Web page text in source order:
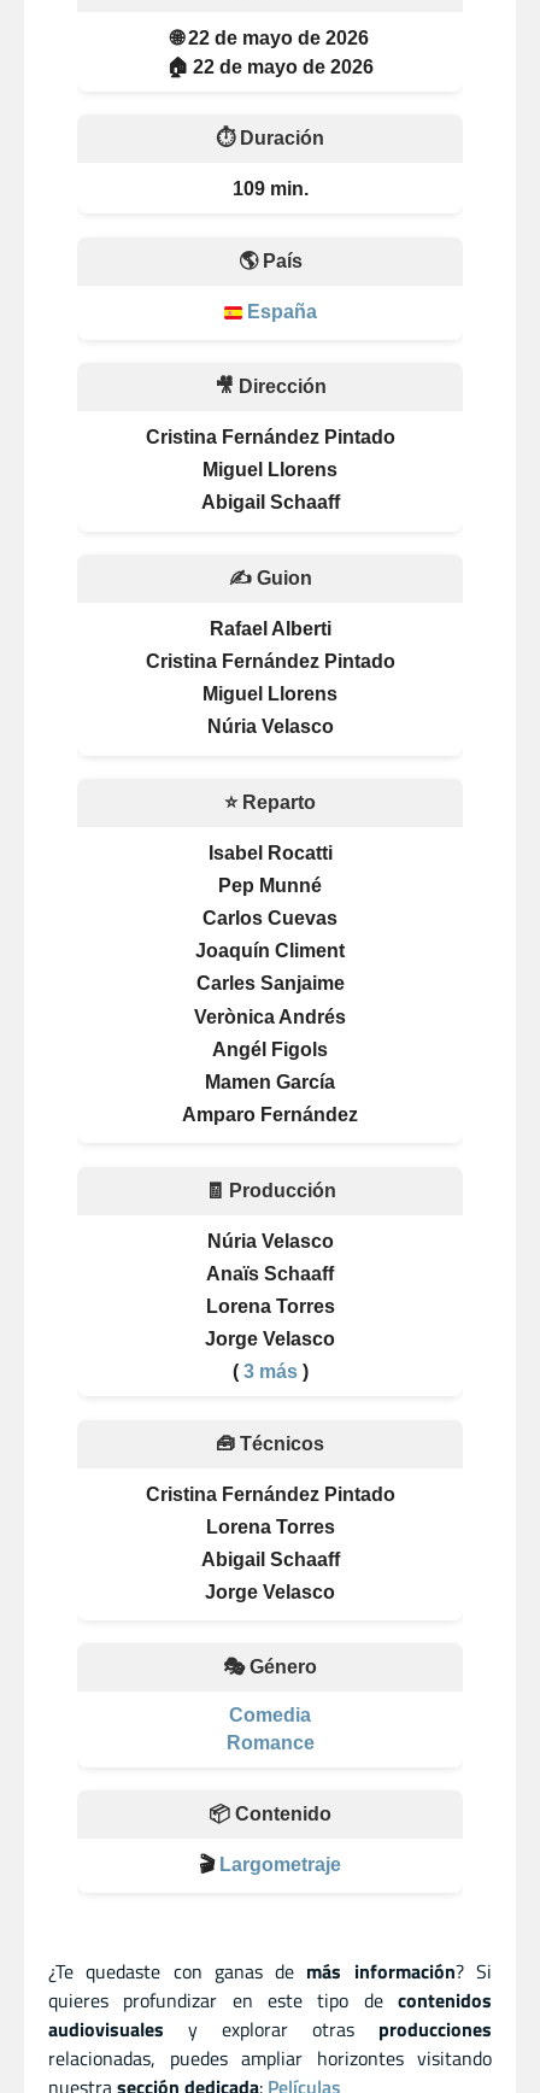
🌐 22 de mayo de 2026
🏠 22 de mayo de 2026
⏱️ Duración
109 min.
🌎 País
España
🎥 Dirección
Cristina Fernández Pintado
Miguel Llorens
Abigail Schaaff
✍️ Guion
Rafael Alberti
Cristina Fernández Pintado
Miguel Llorens
Núria Velasco
⭐ Reparto
Isabel Rocatti
Pep Munné
Carlos Cuevas
Joaquín Climent
Carles Sanjaime
Verònica Andrés
Angél Figols
Mamen García
Amparo Fernández
🧾 Producción
Núria Velasco
Anaïs Schaaff
Lorena Torres
Jorge Velasco
( 3 más)
🧰 Técnicos
Cristina Fernández Pintado
Lorena Torres
Abigail Schaaff
Jorge Velasco
🎭 Género
Comedia
Romance
📦 Contenido
🎬 Largometraje
¿Te quedaste con ganas de más información? Si
quieres profundizar en este tipo de contenidos
audiovisuales y explorar otras producciones
relacionadas, puedes ampliar horizontes visitando
nuestra sección dedicada: Películas